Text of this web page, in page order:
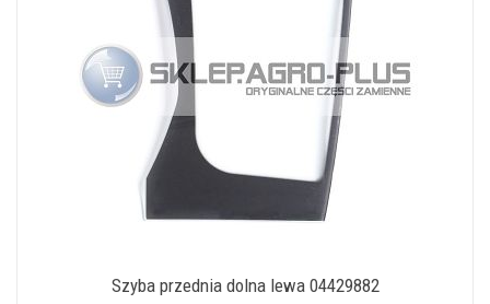
Szyba przednia dolna lewa 04429882